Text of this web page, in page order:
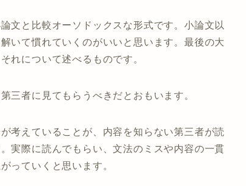
文と比較オーソドックスな形式です。小論文以
いて慣れていくのがいいと思います。最後の大
れについて述べるものです。
三者に見てもらうべきだとおもいます。
考えていることが、内容を知らない第三者が読
実際に読んでもらい、文法のミスや内容の一貫
っていくと思います。